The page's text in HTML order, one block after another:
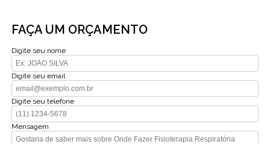
FAÇA UM ORÇAMENTO
Digite seu nome
Digite seu email
Digite seu telefone
Mensagem